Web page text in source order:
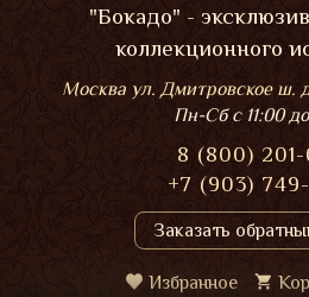
"Бокадо" -
коллекционного
Москва ул. Дмитровское ш.
Пн-Сбс 11:00
8 (800) 201-
+7 (903)
Заказать
Избранное